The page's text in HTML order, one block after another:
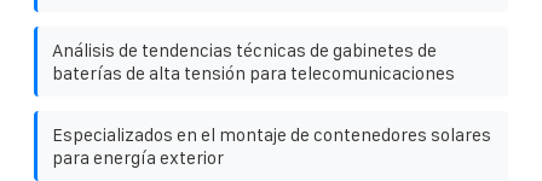
Análisis de tendencias técnicas de gabinetes de
baterías de alta tensión para telecomunicaciones
Especializados en el montaje de contenedores solares
para energía exterior